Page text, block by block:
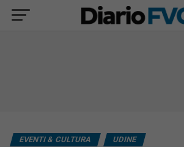
EVENTI & CULTURA UDINE